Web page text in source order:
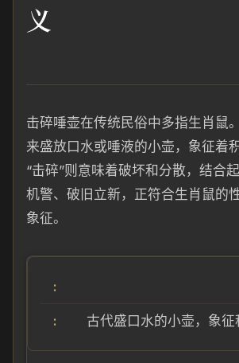
义
击碎唾壶在传统民俗中多指生肖鼠
来盛放口水或唾液的小壶，象征着
“击碎”则意味着破坏和分散，结合
机警、破旧立新，正符合生肖鼠的
象征。
古代盛口水的小壶，象征